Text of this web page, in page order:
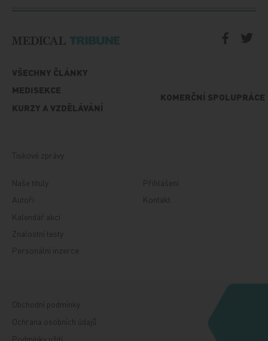
VŠECHNY ČLÁNKY
MEDISEKCE
KURZY A VZDĚLÁVÁNÍ
KOMERČNÍ SPOLUPRÁCE
Tiskové zprávy
Naše tituly
Autoři
Kalendář akcí
Znalostní testy
Personální inzerce
Přihlášení
Kontakt
Obchodní podmínky
Ochrana osobních údajů
Podmínky užití